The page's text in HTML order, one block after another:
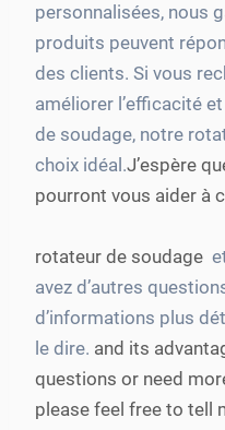
personnalisées, nous
produits peuvent
des clients. Si vous
améliorer l’efficacité
de soudage, notre
choix idéal.J’espère
pourront vous aider à
rotateur de soudage
avez d’autres
d’informations plus
le dire. and its
questions or need
please feel free to tell